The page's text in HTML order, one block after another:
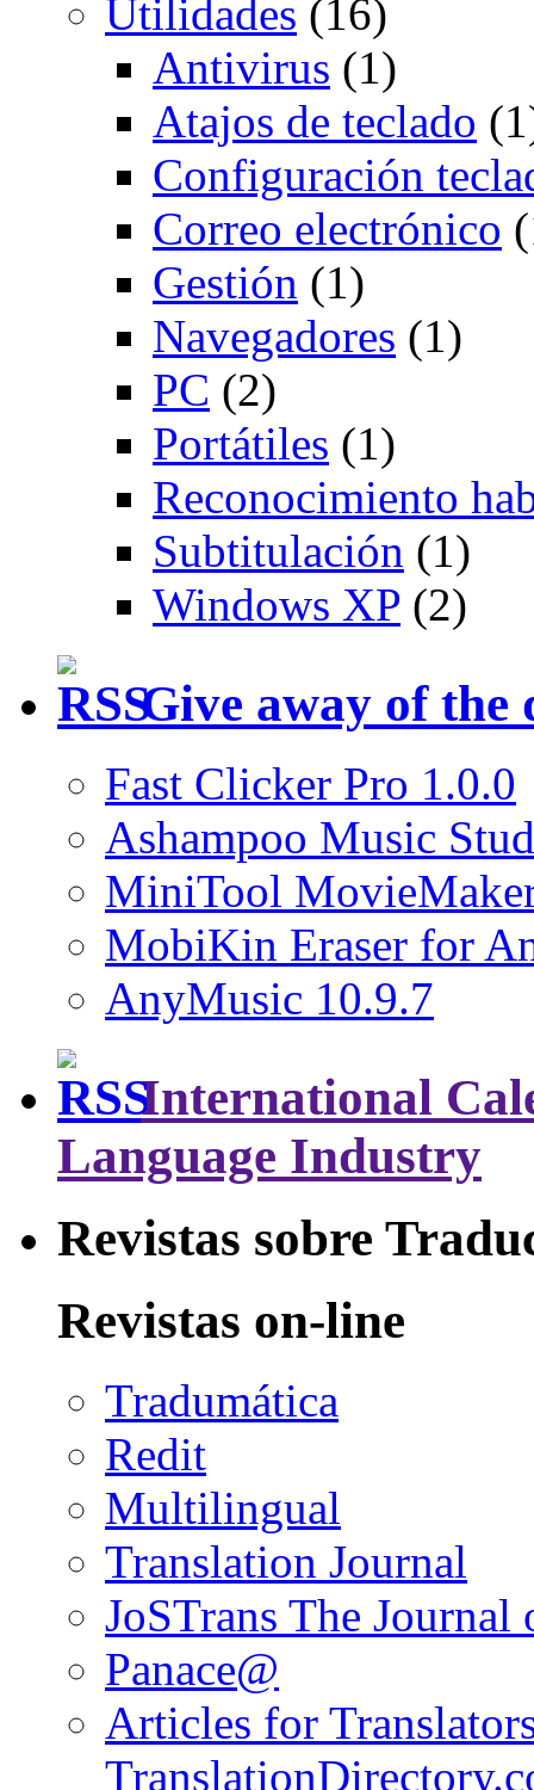
Utilidades (16)
Antivirus (1)
Atajos de teclado
Configuración
Correo electrónico
Gestión (1)
Navegadores (1)
PC (2)
Portátiles (1)
Reconocimiento
Subtitulación (1)
Windows XP (2)
Give away of the
Fast Clicker Pro 1.0.0
Ashampoo Music
MiniTool
MobiKin Eraser for
AnyMusic 10.9.7
International
Language Industry
Revistas sobre
Revistas on-line
Tradumática
Redit
Multilingual
Translation Journal
JoSTrans The
Panace@
Articles for